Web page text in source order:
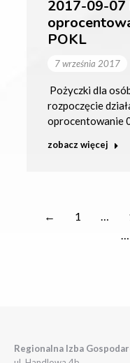
2017-09-07
POKL
7 września 2017
Pożyczki dla
rozpoczęcie
oprocentowanie
zobacz więcej
← 1
Regionalna Izba